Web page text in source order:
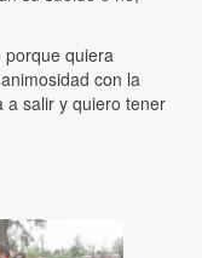
porque quiera
con la
a salir y quiero tener